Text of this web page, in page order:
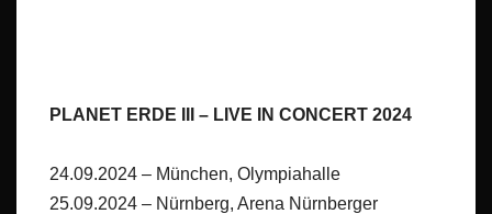
PLANET ERDE III – LIVE IN CONCERT 2024
24.09.2024 – München, Olympiahalle
25.09.2024 – Nürnberg, Arena Nürnberger